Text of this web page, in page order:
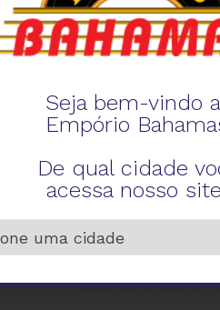
Seja bem-vindo
Empório
De qual cidade
acessa nosso